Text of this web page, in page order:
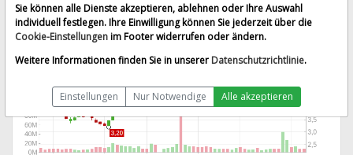
Sie können alle Dienste akzeptieren, ablehnen oder Ihre Auswahl
individuell festlegen. Ihre Einwilligung können Sie jederzeit über die
Cookie-Einstellungenim Footer widerrufen oder ändern.
Weitere Informationen finden Sie in unserer Datenschutzrichtlinie.
Einstellungen Nur Notwendige Alle akzeptieren